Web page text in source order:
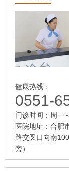
儿童
女性
老年
健康热线：
0551-
门诊时间：周一
医院地址：合肥
路交叉口向南
旁）